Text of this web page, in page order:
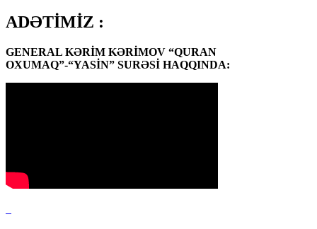
ADƏTİMİZ :
GENERAL KƏRİM KƏRİMOV “QURAN
OXUMAQ”-“YASİN” SURƏSİ HAQQINDA: